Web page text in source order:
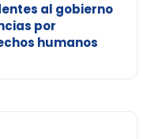
al gobierno
por
humanos